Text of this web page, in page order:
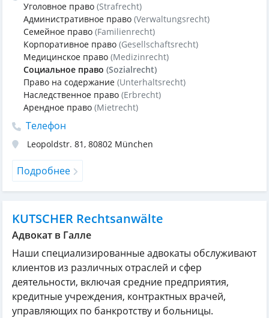
Уголовное право (Strafrecht)
Административное право (Verwaltungsrecht)
Семейное право (Familienrecht)
Корпоративное право (Gesellschaftsrecht)
Медицинское право (Medizinrecht)
Социальное право (Sozialrecht)
Право на содержание (Unterhaltsrecht)
Наследственное право (Erbrecht)
Арендное право (Mietrecht)
Телефон
Leopoldstr. 81, 80802 München
Подробнее
KUTSCHER Rechtsanwälte
Адвокат в Галле
Наши специализированные адвокаты обслуживают
клиентов из различных отраслей и сфер
деятельности, включая средние предприятия,
кредитные учреждения, контрактных врачей,
управляющих по банкротству и больницы.